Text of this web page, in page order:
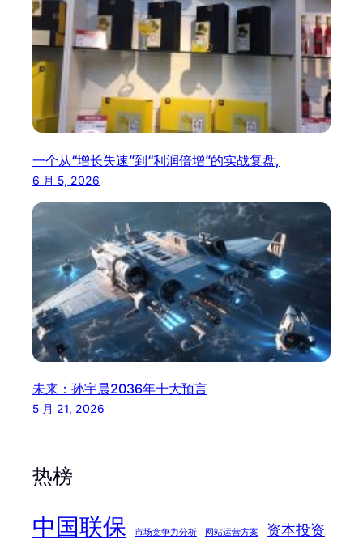
一个从“增长失速”到“利润倍增”的实战复盘,
6 月 5, 2026
未来：孙宇晨2036年十大预言
5 月 21, 2026
热榜
中国联保 市场竞争力分析 网站运营方案 资本投资